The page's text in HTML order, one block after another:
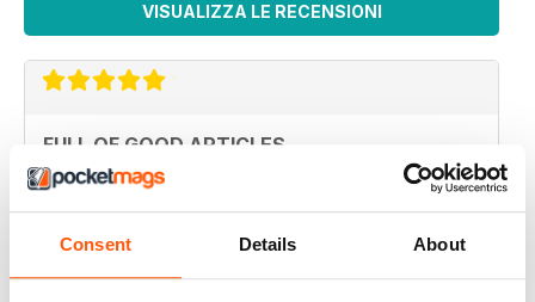
Consent Details About
VISUALIZZA LE RECENSIONI
FULL OF GOOD ARTICLES
Always a good read
Recensito 26 luglio 2019